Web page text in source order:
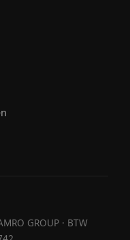
GROUP · BTW